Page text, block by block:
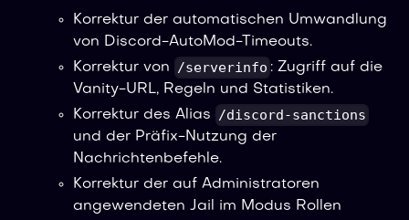
Korrektur der automatischen Umwandlung
von Discord-AutoMod-Timeouts.
Korrektur von
/serverinfo : Zugriff auf die
Vanity-URL, Regeln und Statistiken.
Korrektur des Alias
/discord-sanctions
und der Präfix-Nutzung der
Nachrichtenbefehle.
Korrektur der auf Administratoren
angewendeten Jail im Modus Rollen